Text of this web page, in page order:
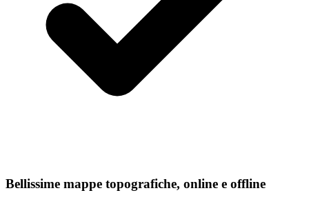
Bellissime mappe topografiche, online e offline